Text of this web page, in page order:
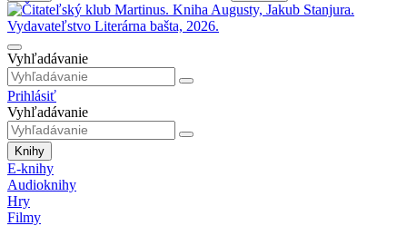
Vyhľadávanie
Prihlásiť
Vyhľadávanie
Knihy
E-knihy
Audioknihy
Hry
Filmy